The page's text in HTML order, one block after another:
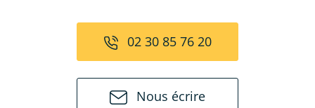
02 30 85 76 20
Nous écrire